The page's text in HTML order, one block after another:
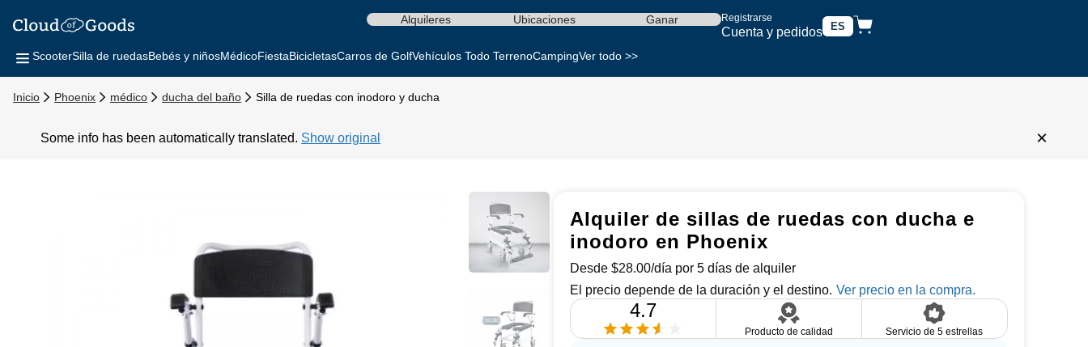
Registrarse
Cuenta y pedidos ES
Alquileres Ubicaciones Ganar
ScooterSilla de ruedasBebés y niñosMédicoFiestaBicicletasCarros de GolfVehículos Todo TerrenoCampingVer todo >>
Inicio Phoenix médico ducha del baño Silla de ruedas con inodoro y ducha
Some info has been automatically translated. Show original ×
Alquiler de sillas de ruedas con ducha e
inodoro en Phoenix
Desde $28.00/día por 5 días de alquiler
El precio depende de la duración y el destino.
4.7
Producto de calidad Servicio de 5 estrellas